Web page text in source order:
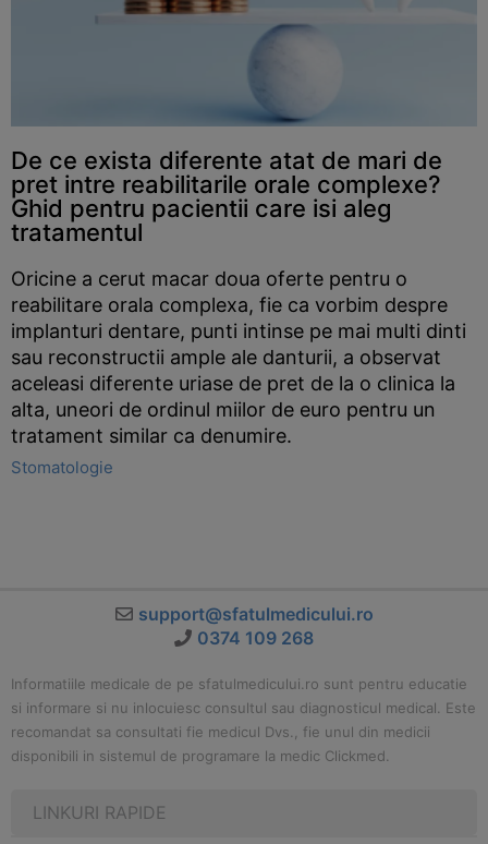
De ce exista diferente atat de mari de
pret intre reabilitarile orale complexe?
Ghid pentru pacientii care isi aleg
tratamentul
Oricine a cerut macar doua oferte pentru o
reabilitare orala complexa, fie ca vorbim despre
implanturi dentare, punti intinse pe mai multi dinti
sau reconstructii ample ale danturii, a observat
aceleasi diferente uriase de pret de la o clinica la
alta, uneori de ordinul miilor de euro pentru un
tratament similar ca denumire.
Stomatologie
support@sfatulmedicului.ro
0374 109 268
Informatiile medicale de pe sfatulmedicului.ro sunt pentru educatie
si informare si nu inlocuiesc consultul sau diagnosticul medical. Este
recomandat sa consultati fie medicul Dvs., fie unul din medicii
disponibili in sistemul de programare la medic Clickmed.
LINKURI RAPIDE